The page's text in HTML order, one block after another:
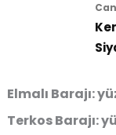
Elmalı Barajı:
Terkos Barajı: